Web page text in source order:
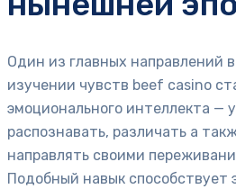
Один из главных направлений
изучении чувств beef casino
эмоционального интеллекта —
распознавать, различать а
направлять своими
Подобный навык способствует